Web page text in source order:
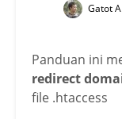
Gatot
Panduan ini
redirect
file .htaccess